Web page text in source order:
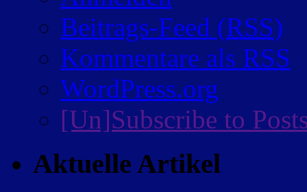
Beitrags-Feed (RSS)
Kommentare als RSS
WordPress.org
[Un]Subscribe to
Aktuelle Artikel